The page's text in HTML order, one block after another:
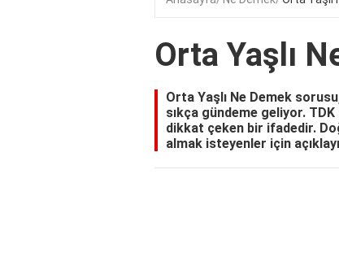
Orta Yaşlı
Orta Yaşlı Ne Demek
sıkça gündeme geliyor.
dikkat çeken bir ifadedir.
almak isteyenler için